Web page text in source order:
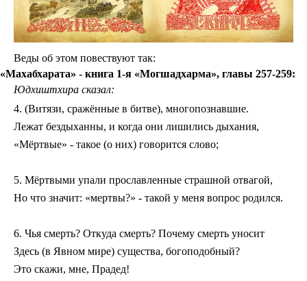
дней
на
2026
под
Веды об этом повествуют так:
«Махабхарата» - книга 1-я «Могшадхарма», главы 257-259:
Юдхиштхира сказал:
4. (Витязи, сражённые в битве), многопознавшие.
Лежат бездыханны, и когда они лишились дыхания,
«Мёртвые» - такое (о них) говорится слово;
5. Мёртвыми упали прославленные страшной отвагой,
Но что значит: «мертвы?» - такой у меня вопрос родился.
6. Чья смерть? Откуда смерть? Почему смерть уносит
Здесь (в Явном мире) существа, богоподобный?
Это скажи, мне, Прадед!